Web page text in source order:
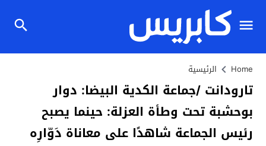
Home الرئيسية
تارودانت /جماعة الكدية البيضا: دوار
بوحشبة تحت وطأة العزلة: حينما يصبح
رئيس الجماعة شاهدًا على معاناة دَوّارِه